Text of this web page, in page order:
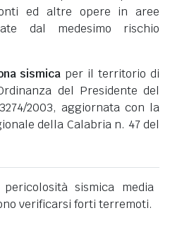
ed altre opere in aree
dal medesimo rischio
sismica per il territorio di
del Presidente del
2003, aggiornata con la
della Calabria n. 47 del
sismica media
verificarsi forti terremoti.